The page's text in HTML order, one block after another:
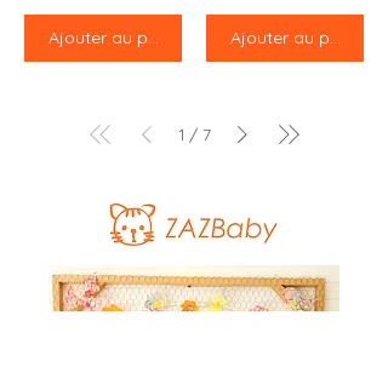
Ajouter au panier Ajouter au panier
1 / 7